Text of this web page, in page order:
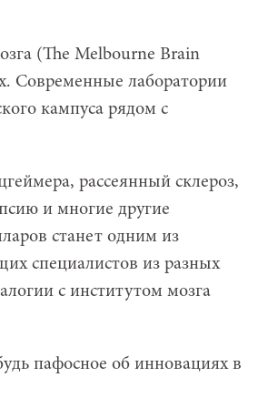
(The Melbourne Brain
Современные лаборатории
кампуса рядом с
рассеянный склероз,
и многие другие
станет одним из
специалистов из разных
с институтом мозга
пафосное об инновациях в